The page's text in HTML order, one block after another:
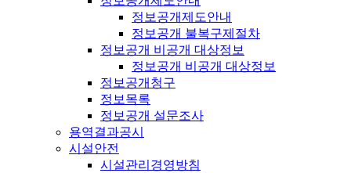
정보공개제도안내
정보공개 불복구제절차
정보공개 비공개 대상정보
정보공개 비공개 대상정보
정보공개청구
정보목록
정보공개 설문조사
용역결과공시
시설안전
시설관리경영방침